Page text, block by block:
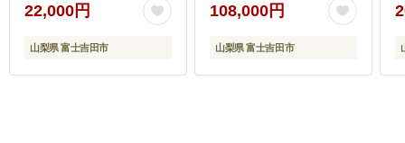
22,000円
山梨県 富士吉田市
108,000円
山梨県 富士吉田市